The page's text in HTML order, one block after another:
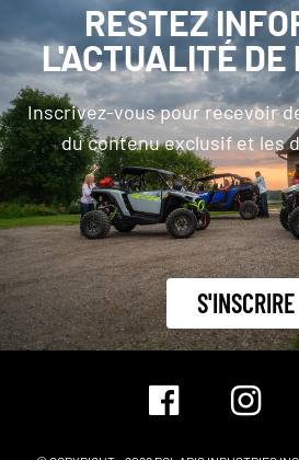
RESTEZ
L'ACTUALITÉ DE
Inscrivez-vous pour recevoir
du contenu exclusif et les
S'INSCRIRE